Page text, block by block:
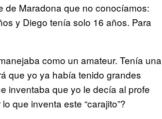
de Maradona que no conocíamos:
y Diego tenía solo 16 años. Para
como un amateur. Tenía una
que yo ya había tenido grandes
inventaba que yo le decía al profe
que inventa este “carajito”?